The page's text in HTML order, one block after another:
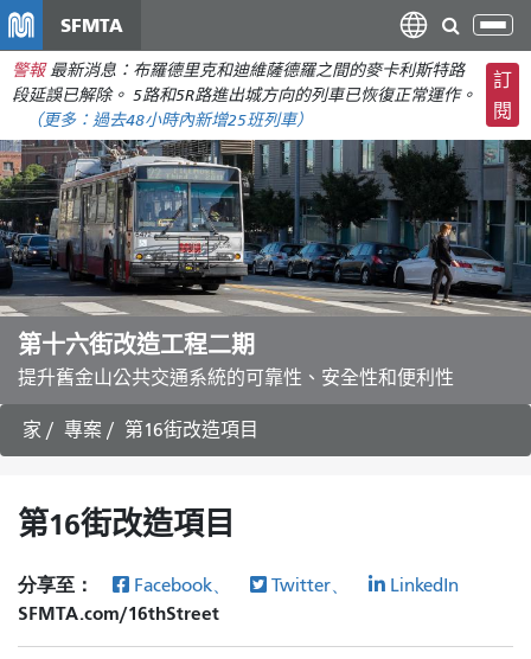
主
要
內
容
SFMTA
切
換
導
航
警報 最新消息：布羅德里克和迪維薩德羅之間的麥卡利斯特路
段延誤已解除。 5路和5R路進出城方向的列車已恢復正常運作。
（更多： 過去48小時內新增25班列車）
訂
閱
第十六街改造工程二期
提升舊金山公共交通系統的可靠性、安全性和便利性
家 專案 第16街改造項目
第16街改造項目
分享至： Facebook、 Twitter、 LinkedIn
SFMTA.com/16thStreet